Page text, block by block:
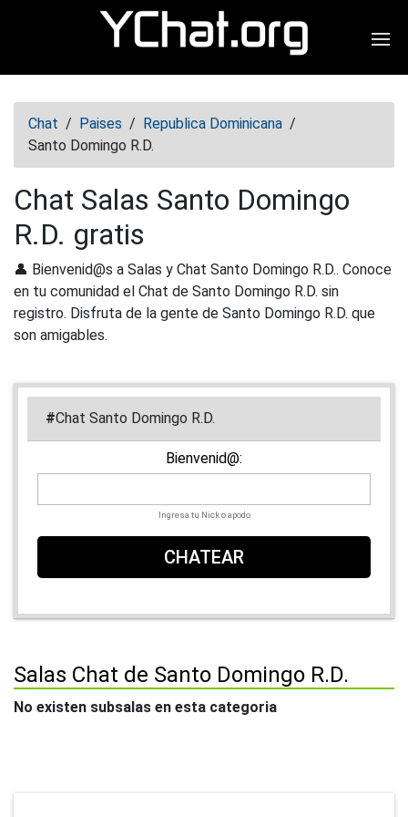
Chat / Paises / Republica Dominicana /
Santo Domingo R.D.
Chat Salas Santo Domingo
R.D. gratis
👤 Bienvenid@s a Salas y Chat Santo Domingo R.D.. Conoce
en tu comunidad el Chat de Santo Domingo R.D. sin
registro. Disfruta de la gente de Santo Domingo R.D. que
son amigables.
#Chat Santo Domingo R.D.
Bienvenid@:
Ingresa tu Nick o apodo
CHATEAR
Salas Chat de Santo Domingo R.D.
No existen subsalas en esta categoria